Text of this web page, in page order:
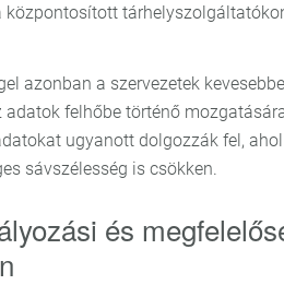
központosított
azonban a szervezetek
adatok felhőbe történő
ugyanott dolgozzák fel,
sávszélesség is csökken.
és